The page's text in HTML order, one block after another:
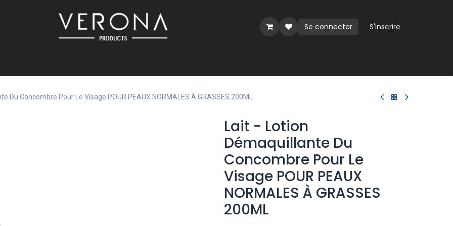
Se connecter
S'inscrire
Du Concombre Pour Le Visage POUR PEAUX NORMALES À GRASSES 200ML
Lait - Lotion
Démaquillante Du
Concombre Pour Le
Visage POUR PEAUX
NORMALES À GRASSES
200ML